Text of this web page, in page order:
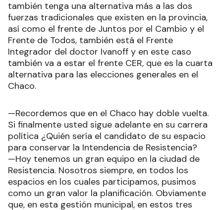
también tenga una alternativa más a las dos
fuerzas tradicionales que existen en la provincia,
así como el frente de Juntos por el Cambio y el
Frente de Todos, también está el Frente
Integrador del doctor Ivanoff y en este caso
también va a estar el frente CER, que es la cuarta
alternativa para las elecciones generales en el
Chaco.
—Recordemos que en el Chaco hay doble vuelta.
Si finalmente usted sigue adelante en su carrera
política ¿Quién sería el candidato de su espacio
para conservar la Intendencia de Resistencia?
—Hoy tenemos un gran equipo en la ciudad de
Resistencia. Nosotros siempre, en todos los
espacios en los cuales participamos, pusimos
como un gran valor la planificación. Obviamente
que, en esta gestión municipal, en estos tres